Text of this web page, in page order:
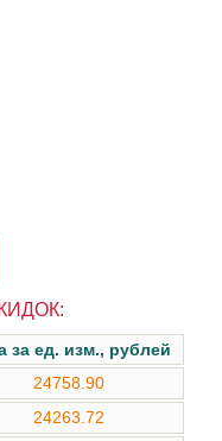
за ед. изм., рублей
24758.90
24263.72